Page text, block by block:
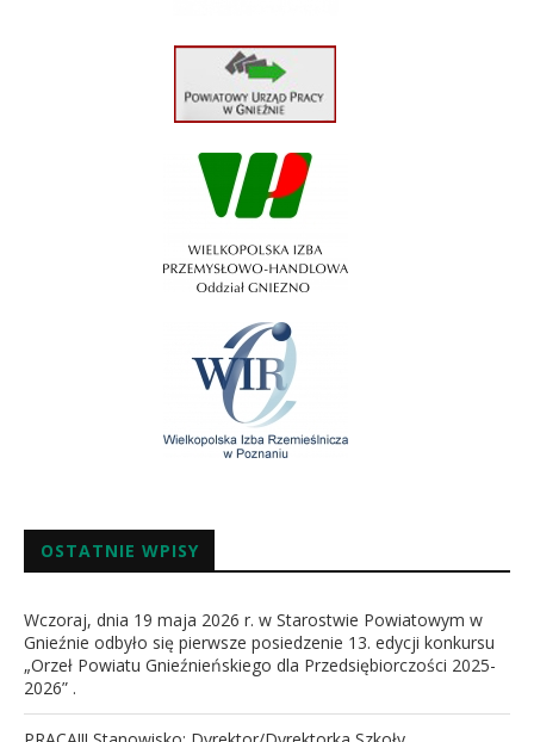
OSTATNIE WPISY
Wczoraj, dnia 19 maja 2026 r. w Starostwie Powiatowym w
Gnieźnie odbyło się pierwsze posiedzenie 13. edycji konkursu
„Orzeł Powiatu Gnieźnieńskiego dla Przedsiębiorczości 2025-
2026” .